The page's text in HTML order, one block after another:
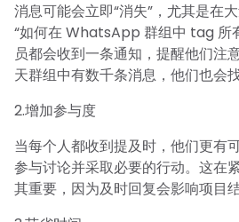
消息可能会立即“消失”，尤其是在
“如何在 WhatsApp 群组中 tag 所
员都会收到一条通知，提醒他们注
天群组中有数千条消息，他们也会
2.增加参与度
当每个人都收到提及时，他们更有
参与讨论并采取必要的行动。这在
其重要，因为及时回复会影响项目